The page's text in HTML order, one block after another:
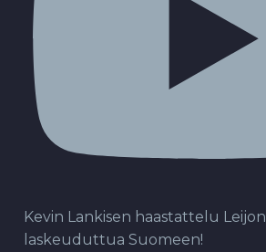
Kevin Lankisen haastattelu
laskeuduttua Suomeen!